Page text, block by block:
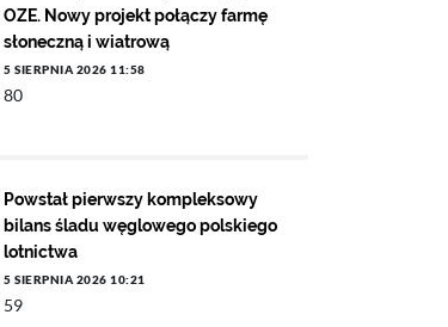
OZE. Nowy projekt połączy farmę
słoneczną i wiatrową
5 SIERPNIA 2026 11:58
80
Powstał pierwszy kompleksowy
bilans śladu węglowego polskiego
lotnictwa
5 SIERPNIA 2026 10:21
59